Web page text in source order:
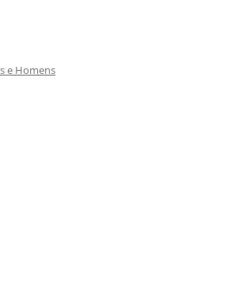
e Homens